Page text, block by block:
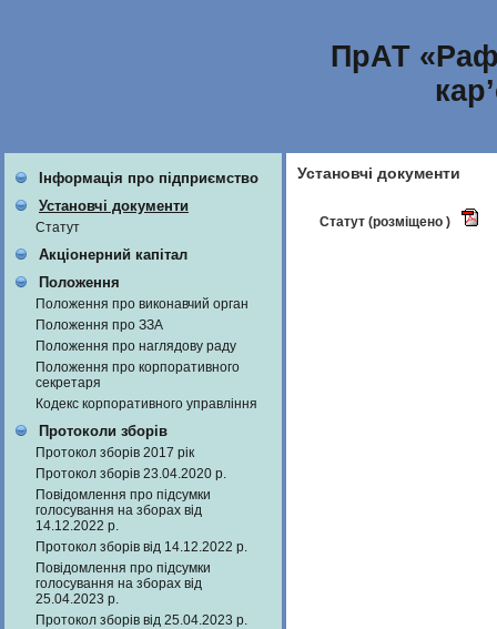
ПрАТ
Інформація про підприємство
Установчі документи
Статут
Акціонерний капітал
Положення
Положення про виконавчий орган
Положення про ЗЗА
Положення про наглядову раду
Положення про корпоративного
секретаря
Кодекс корпоративного управління
Протоколи зборів
Протокол зборів 2017 рік
Протокол зборів 23.04.2020 р.
Повідомлення про підсумки
голосування на зборах від
14.12.2022 р.
Протокол зборів від 14.12.2022 р.
Повідомлення про підсумки
голосування на зборах від
25.04.2023 р.
Протокол зборів від 25.04.2023 р.
Установчі документи
Статут (розміщено )